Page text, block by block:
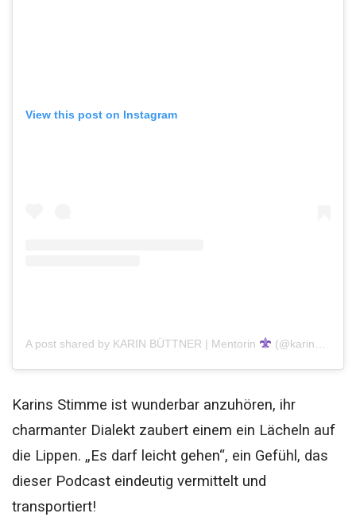
View this post on Instagram
A post shared by KARIN BÜTTNER | Mentorin (@karin_buettner)
Karins Stimme ist wunderbar anzuhören, ihr
charmanter Dialekt zaubert einem ein Lächeln auf
die Lippen. „Es darf leicht gehen“, ein Gefühl, das
dieser Podcast eindeutig vermittelt und
transportiert!